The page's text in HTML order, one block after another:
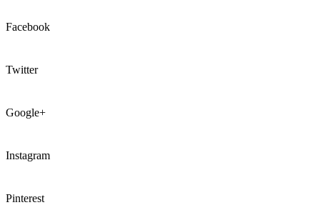
Facebook
Twitter
Google+
Instagram
Pinterest